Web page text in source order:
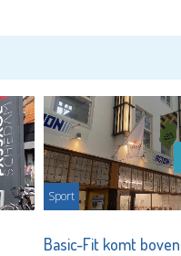
Sport
Basic-Fit komt